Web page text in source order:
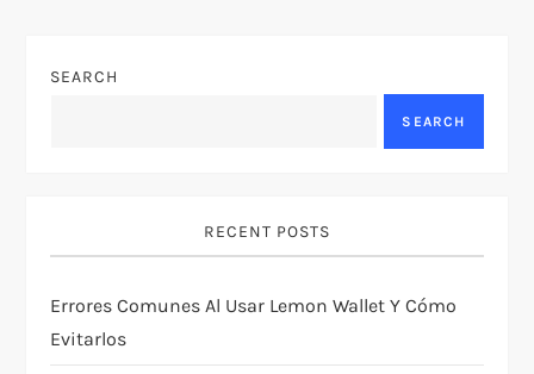
a
a
t
SEARCH
SEARCH
RECENT POSTS
Errores Comunes Al Usar Lemon Wallet Y Cómo
Evitarlos